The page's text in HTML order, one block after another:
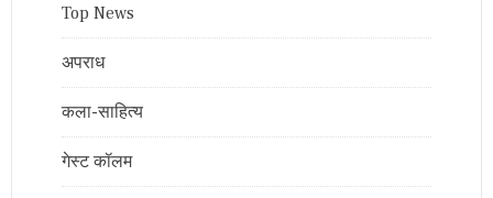
Top News
अपराध
कला-साहित्य
गेस्ट कॉलम